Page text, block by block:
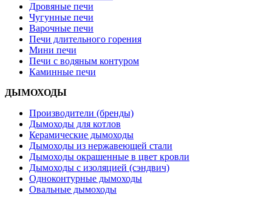
Дровяные печи
Чугунные печи
Варочные печи
Печи длительного горения
Мини печи
Печи с водяным контуром
Каминные печи
ДЫМОХОДЫ
Производители (бренды)
Дымоходы для котлов
Керамические дымоходы
Дымоходы из нержавеющей стали
Дымоходы окрашенные в цвет кровли
Дымоходы с изоляцией (сэндвич)
Одноконтурные дымоходы
Овальные дымоходы